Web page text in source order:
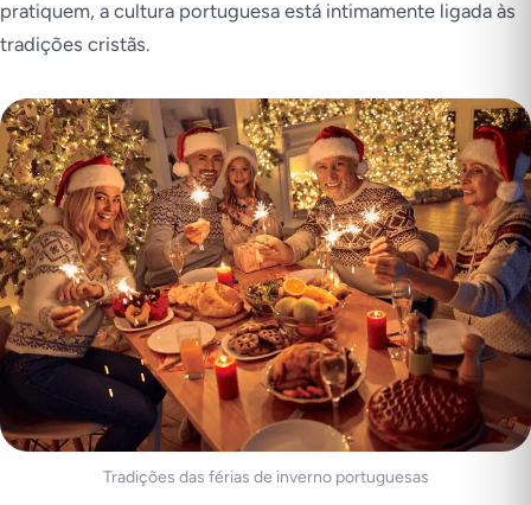
pratiquem, a cultura portuguesa está intimamente ligada às
tradições cristãs.
Tradições das férias de inverno portuguesas